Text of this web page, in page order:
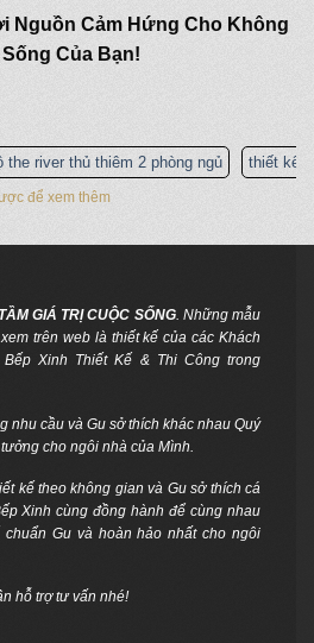
Nguồn Cảm Hứng Cho Không
Của Bạn!
the river thủ thiêm 2 phòng ngủ thiết kế
để xem thêm
GIÁ TRỊ CUỘC SỐNG. Những mẫu
trên web là thiết kế của các Khách
Xinh Thiết Kế & Thi Công trong
nhu cầu và Gu sở thích khác nhau Quý
cho ngôi nhà của Mình.
kế theo không gian và Gu sở thích cá
Xinh cùng đồng hành để cùng nhau
Gu và hoàn hảo nhất cho ngôi
hỗ trợ tư vấn nhé!